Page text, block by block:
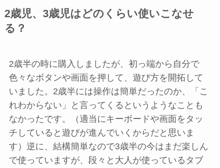
2歳児、3歳児はどのくらい使いこなせ
る？
2歳半の時に購入しましたが、初っ端から自分で
色々なボタンや画面を押して、遊び方を開拓して
いました。2歳半には操作は簡単だったのか、「こ
れわからない」と言ってくるというようなことも
なかったです。（適当にキーボードや画面をタッ
チしていると遊びが進んでいくからだと思いま
す）逆に、結構簡単なので3歳半の今はまだ楽しん
で使っていますが、段々と大人が使っているタブ